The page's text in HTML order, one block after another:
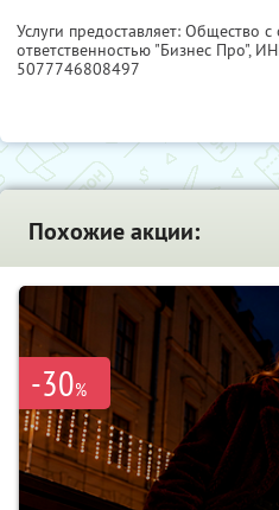
Услуги предоставляет: Общество
ответственностью "Бизнес Про",
5077746808497
Похожие акции:
-30%